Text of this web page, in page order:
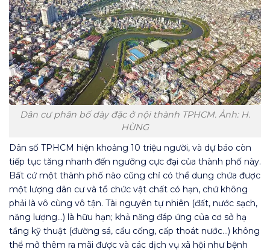
Dân cư phân bố dày đặc ở nội thành TPHCM. Ảnh: H.
HÙNG
Dân số TPHCM hiện khoảng 10 triệu người, và dự báo còn
tiếp tục tăng nhanh đến ngưỡng cực đại của thành phố này.
Bất cứ một thành phố nào cũng chỉ có thể dung chứa được
một lượng dân cư và tổ chức vật chất có hạn, chứ không
phải là vô cùng vô tận. Tài nguyên tự nhiên (đất, nước sạch,
năng lượng…) là hữu hạn; khả năng đáp ứng của cơ sở hạ
tầng kỹ thuật (đường sá, cầu cống, cấp thoát nước…) không
thể mở thêm ra mãi được và các dịch vụ xã hội như bệnh